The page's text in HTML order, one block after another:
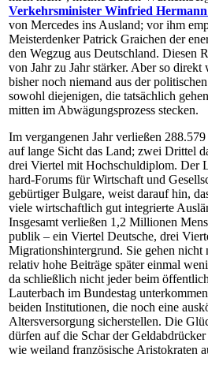
Verkehrsminister Winfried Hermann
von Mercedes ins Ausland; vor ihm
Meisterdenker Patrick Graichen der
den Wegzug aus Deutschland. Diesen
von Jahr zu Jahr stärker. Aber so direkt
bisher noch niemand aus der
sowohl diejenigen, die tatsächlich
mitten im Abwägungsprozess stecken.
Im vergangenen Jahr verließen 288.579
auf lange Sicht das Land; zwei Drittel
drei Viertel mit Hochschuldiplom. Der
hard-Fo­rums für Wirtschaft und
gebürtiger Bulgare, weist darauf hin,
viele wirtschaftlich gut integrierte
Insgesamt verließen 1,2 Millionen
pu­blik – ein Viertel Deutsche, drei
Migrationshintergrund. Sie gehen nicht
relativ hohe Beiträge später einmal
da schließlich nicht jeder beim
Lauterbach im Bundestag
beiden Institutionen, die noch eine
Altersversorgung sicherstellen. Die
dürfen auf die Schar der
wie weiland französische Aristokraten